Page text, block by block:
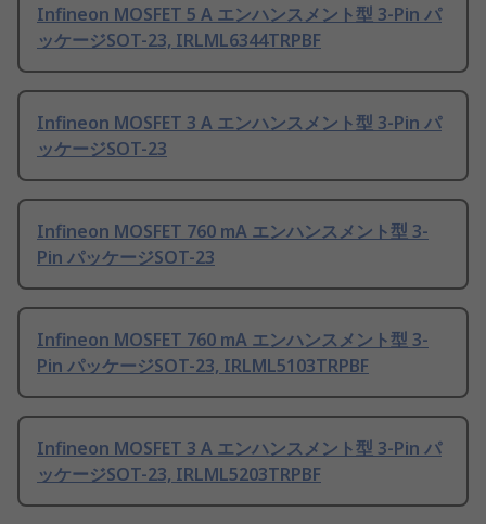
Infineon MOSFET 5 A エンハンスメント型 3-Pin パ
ッケージSOT-23, IRLML6344TRPBF
Infineon MOSFET 3 A エンハンスメント型 3-Pin パ
ッケージSOT-23
Infineon MOSFET 760 mA エンハンスメント型 3-
Pin パッケージSOT-23
Infineon MOSFET 760 mA エンハンスメント型 3-
Pin パッケージSOT-23, IRLML5103TRPBF
Infineon MOSFET 3 A エンハンスメント型 3-Pin パ
ッケージSOT-23, IRLML5203TRPBF